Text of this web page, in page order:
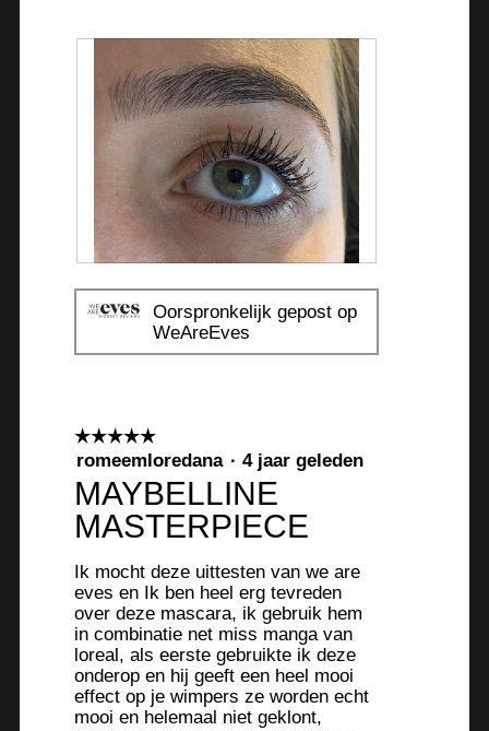
e
l
i
n
g
f
o
t
o
1
.
d
e
z
e
a
c
t
i
e
o
p
e
Oorspronkelijk gepost op
WeAreEves
☆☆☆☆☆
☆☆☆☆☆
5
5
sterren.
romeemloredana · 4 jaar geleden
MAYBELLINE
MASTERPIECE
Ik mocht deze uittesten van we are
eves en Ik ben heel erg tevreden
over deze mascara, ik gebruik hem
in combinatie net miss manga van
loreal, als eerste gebruikte ik deze
onderop en hij geeft een heel mooi
effect op je wimpers ze worden echt
mooi en helemaal niet geklont,